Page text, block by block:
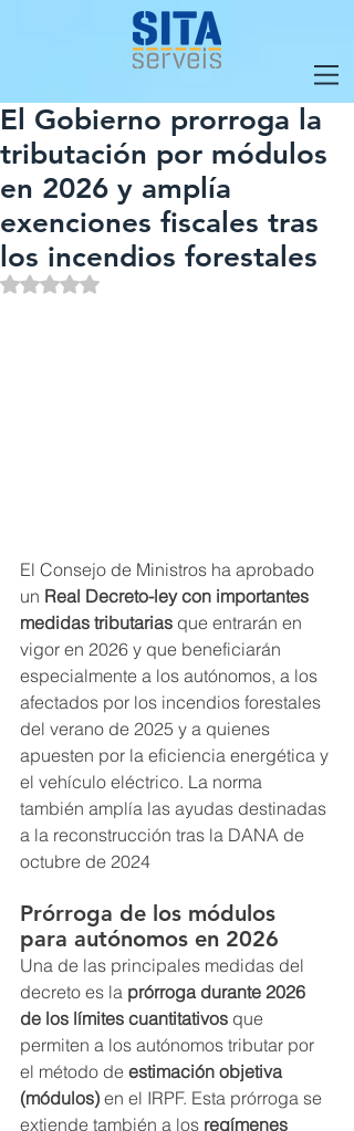
El Gobierno prorroga la
tributación por módulos
en 2026 y amplía
exenciones fiscales tras
los incendios forestales
Obtuvo NaN de 5 estrellas.
El Consejo de Ministros ha aprobado
un Real Decreto-ley con importantes
medidas tributarias que entrarán en
vigor en 2026 y que beneficiarán
especialmente a los autónomos, a los
afectados por los incendios forestales
del verano de 2025 y a quienes
apuesten por la eficiencia energética y
el vehículo eléctrico. La norma
también amplía las ayudas destinadas
a la reconstrucción tras la DANA de
octubre de 2024
Prórroga de los módulos
para autónomos en 2026
Una de las principales medidas del
decreto es la prórroga durante 2026
de los límites cuantitativos que
permiten a los autónomos tributar por
el método de estimación objetiva
(módulos) en el IRPF. Esta prórroga se
extiende también a los regímenes